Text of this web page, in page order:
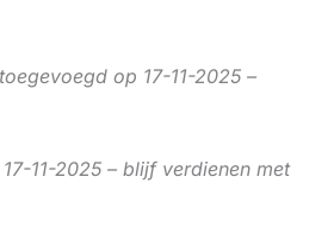
op 17-11-2025 –
11-2025 – blijf verdienen met